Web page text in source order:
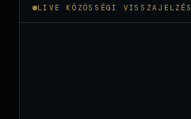
LIVE KÖZÖSSÉGI VISSZAJELZÉS